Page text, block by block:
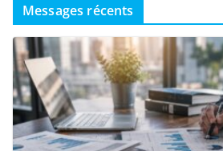
Messages récents